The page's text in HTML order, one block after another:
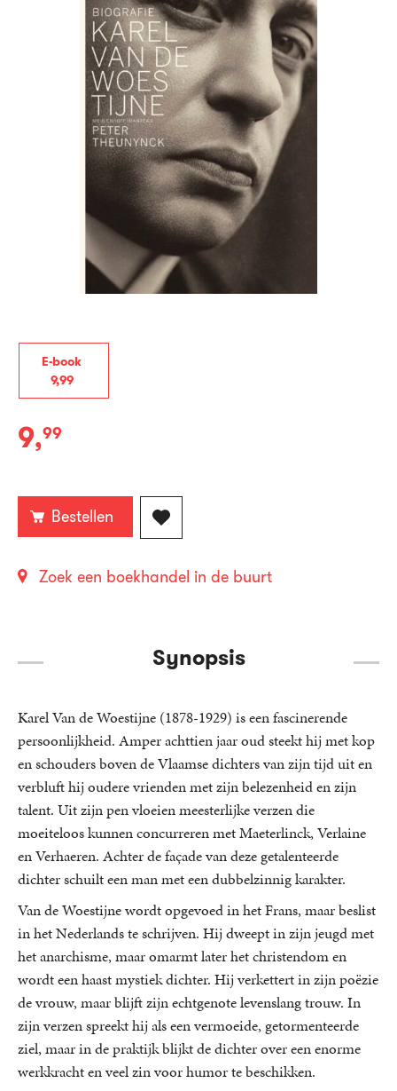
E-book
9,99
E-
9,99
Bestellen
Zoek een boekhandel in de buurt
Synopsis
Karel Van de Woestijne (1878-1929) is een fascinerende
persoonlijkheid. Amper achttien jaar oud steekt hij met kop
en schouders boven de Vlaamse dichters van zijn tijd uit en
verbluft hij oudere vrienden met zijn belezenheid en zijn
talent. Uit zijn pen vloeien meesterlijke verzen die
moeiteloos kunnen concurreren met Maeterlinck, Verlaine
en Verhaeren. Achter de façade van deze getalenteerde
dichter schuilt een man met een dubbelzinnig karakter.
Van de Woestijne wordt opgevoed in het Frans, maar beslist
in het Nederlands te schrijven. Hij dweept in zijn jeugd met
het anarchisme, maar omarmt later het christendom en
wordt een haast mystiek dichter. Hij verkettert in zijn poëzie
de vrouw, maar blijft zijn echtgenote levenslang trouw. In
zijn verzen spreekt hij als een vermoeide, getormenteerde
ziel, maar in de praktijk blijkt de dichter over een enorme
werkkracht en veel zin voor humor te beschikken.